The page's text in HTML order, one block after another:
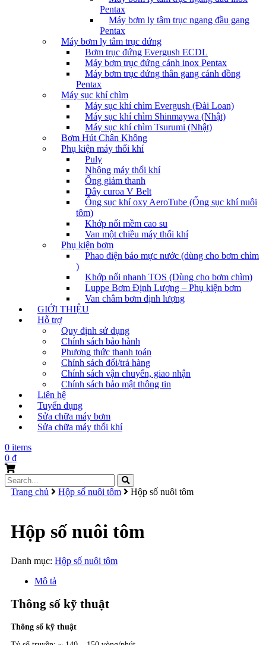
Pentax
Máy bơm ly tâm trục ngang đầu gang
Pentax
Máy bơm ly tâm trục đứng
Bơm trục đứng Evergush ECDL
Máy bơm trục đứng cánh inox Pentax
Máy bơm trục đứng thân gang cánh đồng
Pentax
Máy sục khí chìm
Máy sục khí chìm Evergush (Đài Loan)
Máy sục khí chìm Shinmaywa (Nhật)
Máy sục khí chìm Tsurumi (Nhật)
Bơm Hút Chân Không
Phụ kiện máy thổi khí
Puly
Nhông máy thổi khí
Ống giảm thanh
Dây curoa V Belt
Ống sục khí oxy AeroTube (Ống sục khí nuôi
tôm)
Khớp nối mềm cao su
Van một chiều máy thổi khí
Phụ kiện bơm
Phao điện báo mực nước (dùng cho bơm chìm
)
Khớp nối nhanh TOS (Dùng cho bơm chìm)
Luppe Bơm Định Lượng – Phụ kiện bơm
Van châm bơm định lượng
GIỚI THIỆU
Hỗ trợ
Quy định sử dụng
Chính sách bảo hành
Phương thức thanh toán
Chính sách đổi/trả hàng
Chính sách vận chuyển, giao nhận
Chính sách bảo mật thông tin
Liên hệ
Tuyển dụng
Sửa chữa máy bơm
Sửa chữa máy thổi khí
0 items
0 ₫
Search
for:Trang chủ Hộp số nuôi tôm Hộp số nuôi tôm
Hộp số nuôi tôm
Danh mục: Hộp số nuôi tôm
Mô tả
Thông số kỹ thuật
Thông số kỹ thuật